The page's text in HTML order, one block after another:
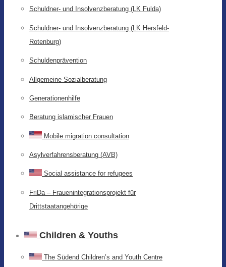
Schuldner- und Insolvenzberatung (LK Fulda)
Schuldner- und Insolvenzberatung (LK Hersfeld-
Rotenburg)
Schuldenprävention
Allgemeine Sozialberatung
Generationenhilfe
Beratung islamischer Frauen
Mobile migration consultation
Asylverfahrensberatung (AVB)
Social assistance for refugees
FriDa – Frauenintegrationsprojekt für
Drittstaatangehörige
Children & Youths
The Südend Children’s and Youth Centre